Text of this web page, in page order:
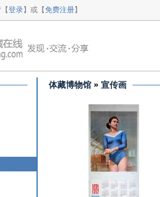
登录】或【免费注册】
体藏博物馆 » 宣传画